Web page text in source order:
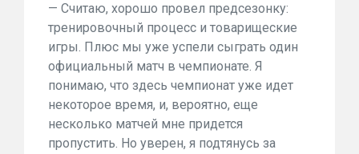
— Считаю, хорошо провел предсезонку:
тренировочный процесс и товарищеские
игры. Плюс мы уже успели сыграть один
официальный матч в чемпионате. Я
понимаю, что здесь чемпионат уже идет
некоторое время, и, вероятно, еще
несколько матчей мне придется
пропустить. Но уверен, я подтянусь за